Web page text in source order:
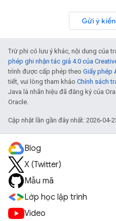
Gửi ý
Trừ phi có lưu ý khác, nội dung của
phép ghi nhận tác giả 4.0 của
trình được cấp phép theo Giấy phép
tiết, vui lòng tham khảo Chính sách
Java là nhãn hiệu đã đăng ký của
Oracle.
Cập nhật lần gần đây nhất: 2026-04-
Blog
X (Twitter)
Mẫu mã
Lớp học lập trình
Video